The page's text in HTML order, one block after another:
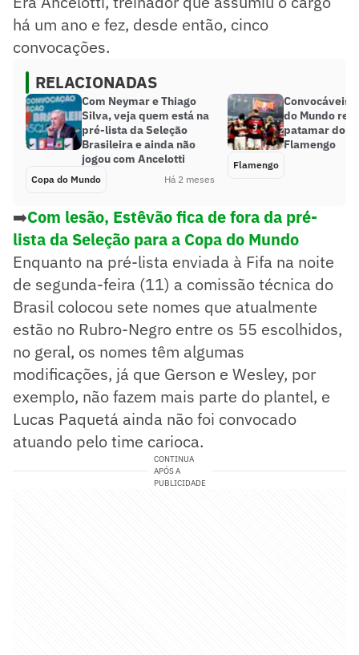
há um ano e fez, desde então, cinco
convocações.
RELACIONADAS
Com Neymar e Thiago
Silva, veja quem está na
pré-lista da Seleção
Brasileira e ainda não
jogou com Ancelotti
Copa do Mundo Há 2 meses
Convocáveis
do Mundo
patamar do
Flamengo
Flamengo
➡️Com lesão, Estêvão fica de fora da pré-
lista da Seleção para a Copa do Mundo
Enquanto na pré-lista enviada à Fifa na noite
de segunda-feira (11) a comissão técnica do
Brasil colocou sete nomes que atualmente
estão no Rubro-Negro entre os 55 escolhidos,
no geral, os nomes têm algumas
modificações, já que Gerson e Wesley, por
exemplo, não fazem mais parte do plantel, e
Lucas Paquetá ainda não foi convocado
atuando pelo time carioca.
CONTINUA
APÓS A
PUBLICIDADE